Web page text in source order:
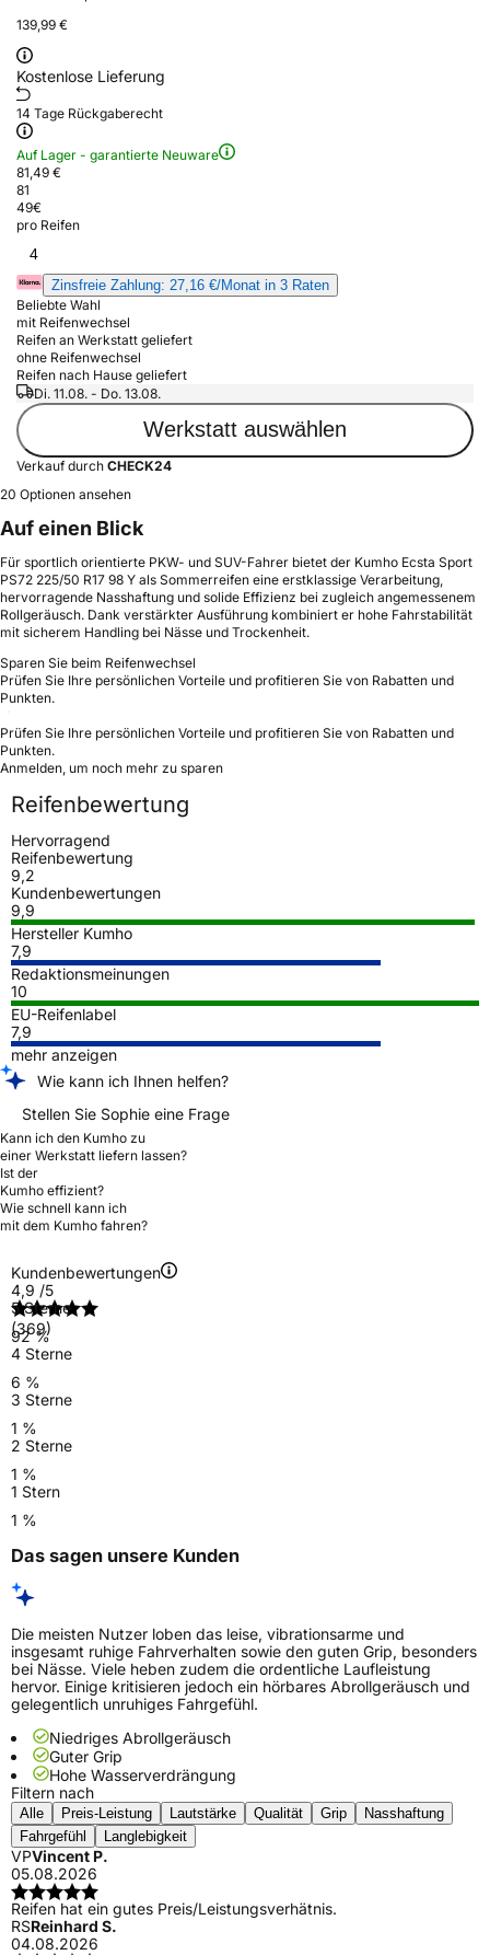
139,99 €
Kostenlose Lieferung
14 Tage Rückgaberecht
Auf Lager - garantierte Neuware
81,49 €
81
49€
pro Reifen
4
Zinsfreie Zahlung: 27,16 €/Monat in 3 Raten
Beliebte Wahl
mit Reifenwechsel
Reifen an Werkstatt geliefert
ohne Reifenwechsel
Reifen nach Hause geliefert
Di. 11.08. - Do. 13.08.
Werkstatt auswählen
Verkauf durch CHECK24
20 Optionen ansehen
Auf einen Blick
Für sportlich orientierte PKW- und SUV-Fahrer bietet der Kumho Ecsta Sport
PS72 225/50 R17 98 Y als Sommerreifen eine erstklassige Verarbeitung,
hervorragende Nasshaftung und solide Effizienz bei zugleich angemessenem
Rollgeräusch. Dank verstärkter Ausführung kombiniert er hohe Fahrstabilität
mit sicherem Handling bei Nässe und Trockenheit.
Sparen Sie beim Reifenwechsel
Prüfen Sie Ihre persönlichen Vorteile und profitieren Sie von Rabatten und
Punkten.
Prüfen Sie Ihre persönlichen Vorteile und profitieren Sie von Rabatten und
Punkten.
Anmelden, um noch mehr zu sparen
Reifenbewertung
Hervorragend
Reifenbewertung
9,2
Kundenbewertungen
9,9
Hersteller Kumho
7,9
Redaktionsmeinungen
10
EU-Reifenlabel
7,9
mehr anzeigen
Wie kann ich Ihnen helfen?
Stellen Sie Sophie eine Frage
Kann ich den Kumho zu
einer Werkstatt liefern lassen?
Ist der
Kumho effizient?
Wie schnell kann ich
mit dem Kumho fahren?
Kundenbewertungen
4,9 /5
(369)
5 Sterne
92 %
4 Sterne
6 %
3 Sterne
1 %
2 Sterne
1 %
1 Stern
1 %
Das sagen unsere Kunden
Die meisten Nutzer loben das leise, vibrationsarme und
insgesamt ruhige Fahrverhalten sowie den guten Grip, besonders
bei Nässe. Viele heben zudem die ordentliche Laufleistung
hervor. Einige kritisieren jedoch ein hörbares Abrollgeräusch und
gelegentlich unruhiges Fahrgefühl.
Niedriges Abrollgeräusch
Guter Grip
Hohe Wasserverdrängung
Filtern nach
Alle Preis-Leistung Lautstärke Qualität Grip
Nasshaftung
Fahrgefühl
Langlebigkeit
VPVincent P.
05.08.2026
Reifen hat ein gutes Preis/Leistungsverhätnis.
RSReinhard S.
04.08.2026